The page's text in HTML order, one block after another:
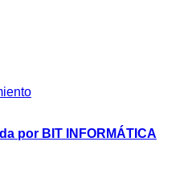
por BIT INFORMÁTICA